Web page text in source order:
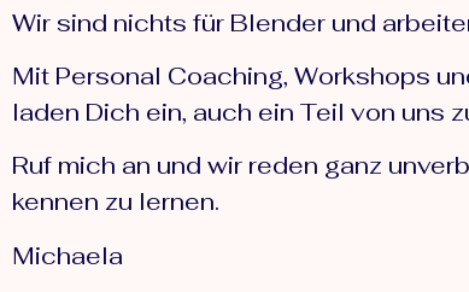
Wir sind nichts für Blender und
Mit Personal Coaching, Workshops
laden Dich ein, auch ein Teil von uns
Ruf mich an und wir reden ganz
kennen zu lernen.
Michaela